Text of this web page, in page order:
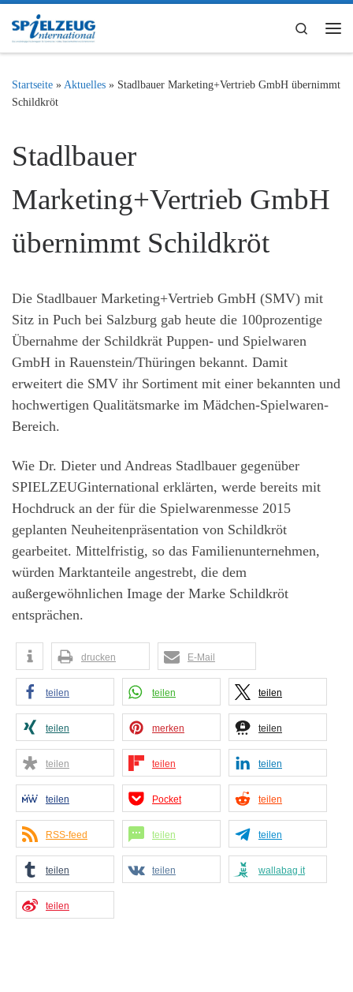
Zum Inhalt springen
Search
Startseite » Aktuelles » Stadlbauer Marketing+Vertrieb GmbH übernimmt
Schildkröt
Stadlbauer
Marketing+Vertrieb GmbH
übernimmt Schildkröt
Die Stadlbauer Marketing+Vertrieb GmbH (SMV) mit
Sitz in Puch bei Salzburg gab heute die 100prozentige
Übernahme der Schildkrät Puppen- und Spielwaren
GmbH in Rauenstein/Thüringen bekannt. Damit
erweitert die SMV ihr Sortiment mit einer bekannten und
hochwertigen Qualitätsmarke im Mädchen-Spielwaren-
Bereich.
Wie Dr. Dieter und Andreas Stadlbauer gegenüber
SPIELZEUGinternational erklärten, werde bereits mit
Hochdruck an der für die Spielwarenmesse 2015
geplanten Neuheitenpräsentation von Schildkröt
gearbeitet. Mittelfristig, so das Familienunternehmen,
würden Marktanteile angestrebt, die dem
außergewöhnlichen Image der Marke Schildkröt
entsprächen.
drucken E-Mail
teilen teilen teilen
teilen merken teilen
teilen teilen teilen
teilen Pocket teilen
RSS-feed teilen teilen
teilen teilen wallabag it
teilen